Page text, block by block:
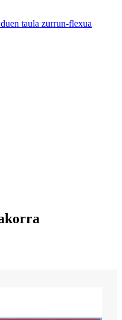
taula zurrun-flexua